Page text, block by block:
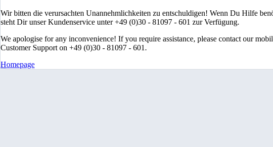
Wir bitten die verursachten Unannehmlichkeiten zu entschuldigen! Wenn Du Hilfe
steht Dir unser Kundenservice unter +49 (0)30 - 81097 - 601 zur Verfügung.
We apologise for any inconvenience! If you require assistance, please contact our
Customer Support on +49 (0)30 - 81097 - 601.
Homepage